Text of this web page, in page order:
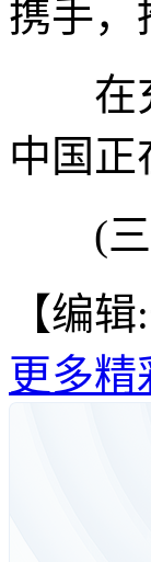
携手，
在充
中国
(三
【编
更多精